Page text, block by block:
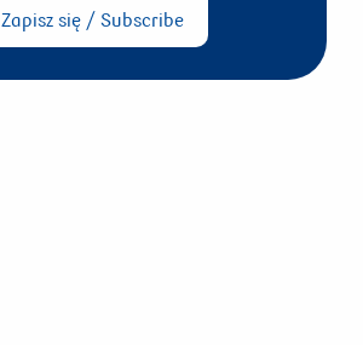
Zapisz się / Subscribe